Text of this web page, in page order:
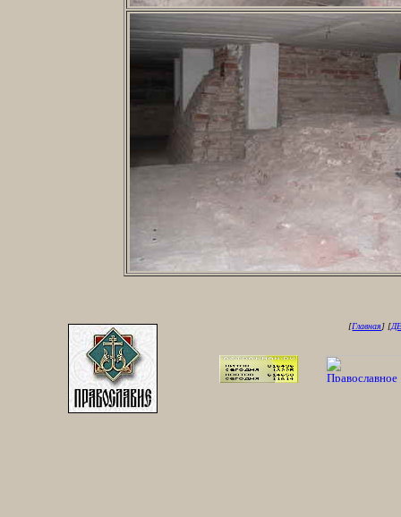
[Главная] [